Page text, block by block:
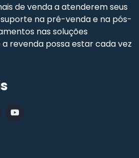
de venda a atenderem seus
na pré-venda e na pós-
nas soluções
revenda possa estar cada vez